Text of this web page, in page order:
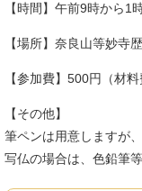
【時間】午前9時から1
【場所】奈良山等妙寺
【参加費】500円（材料
【その他】
筆ペンは用意しますが
写仏の場合は、色鉛筆